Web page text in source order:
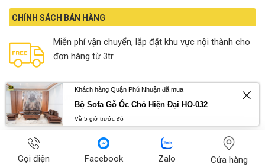
13,000,000₫.10,900,000₫.
CHÍNH SÁCH BÁN HÀNG
Miễn phí vận chuyển, lắp đặt khu vực nội thành cho
đơn hàng từ 3tr
Phương thức thanh toán linh hoạt
Sản phẩm được làm từ da, vải, gỗ tự nhiên nhập
Gọi điện Facebook Zalo Cửa hàng
Khách hàng Quận Phú Nhuận đã mua
Bộ Sofa Gỗ Óc Chó Hiện Đại HO-032
Về 5 giờ trước đó